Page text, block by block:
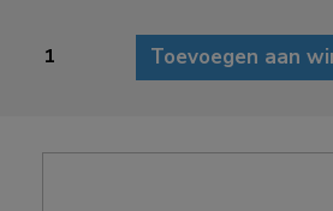
glazendeksel
Toevoegen aan